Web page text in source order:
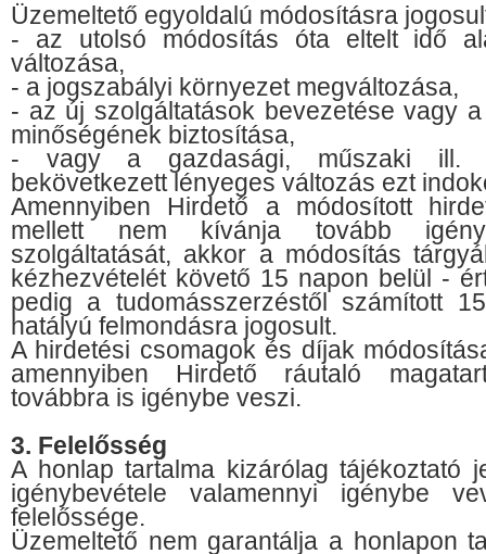
Üzemeltető egyoldalú módosításra
- az utolsó módosítás óta eltelt idő
változása,
- a jogszabályi környezet megváltozása,
- az új szolgáltatások bevezetése vagy
minőségének biztosítása,
- vagy a gazdasági, műszaki ill.
bekövetkezett lényeges változás ezt
Amennyiben Hirdető a módosított
mellett nem kívánja tovább
szolgáltatását, akkor a módosítás
kézhezvételét követő 15 napon belül -
pedig a tudomásszerzéstől számított
hatályú felmondásra jogosult.
A hirdetési csomagok és díjak
amennyiben Hirdető ráutaló
továbbra is igénybe veszi.
3. Felelősség
A honlap tartalma kizárólag tájékoztató
igénybevétele valamennyi igénybe
felelőssége.
Üzemeltető nem garantálja a honlapon